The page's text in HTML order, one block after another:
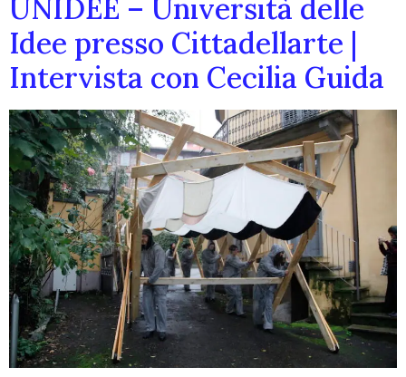
UNIDEE – Università delle
Idee presso Cittadellarte |
Intervista con Cecilia Guida